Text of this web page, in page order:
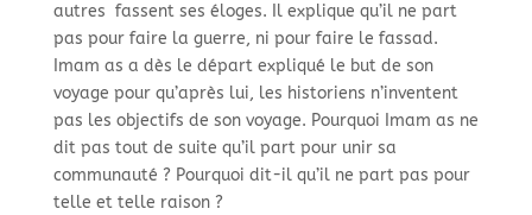
autres fassent ses éloges. Il explique qu’il ne part
pas pour faire la guerre, ni pour faire le fassad.
Imam as a dès le départ expliqué le but de son
voyage pour qu’après lui, les historiens n’inventent
pas les objectifs de son voyage. Pourquoi Imam as ne
dit pas tout de suite qu’il part pour unir sa
communauté ? Pourquoi dit-il qu’il ne part pas pour
telle et telle raison ?